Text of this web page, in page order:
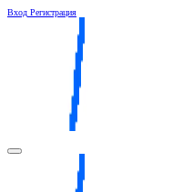
Вход Регистрация